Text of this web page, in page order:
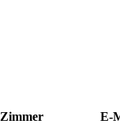
Zimmer
E-